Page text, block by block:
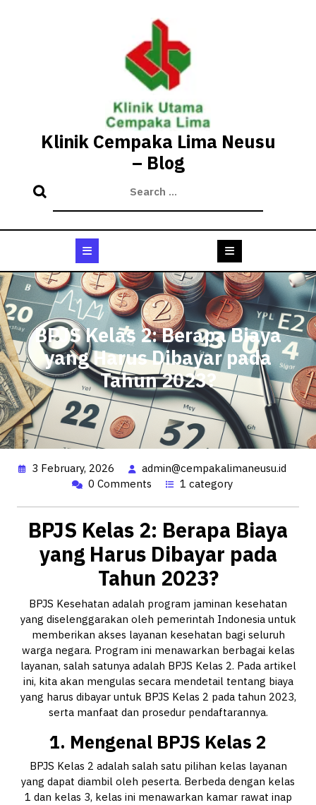
Klinik Cempaka Lima Neusu
– Blog
Button
BPJS Kelas 2: Berapa Biaya
yang Harus Dibayar pada
Tahun 2023?
3 February, 2026
admin@cempakalimaneusu.id
0 Comments
1 category
BPJS Kelas 2: Berapa Biaya
yang Harus Dibayar pada
Tahun 2023?
BPJS Kesehatan adalah program jaminan kesehatan
yang diselenggarakan oleh pemerintah Indonesia untuk
memberikan akses layanan kesehatan bagi seluruh
warga negara. Program ini menawarkan berbagai kelas
layanan, salah satunya adalah BPJS Kelas 2. Pada artikel
ini, kita akan mengulas secara mendetail tentang biaya
yang harus dibayar untuk BPJS Kelas 2 pada tahun 2023,
serta manfaat dan prosedur pendaftarannya.
1. Mengenal BPJS Kelas 2
BPJS Kelas 2 adalah salah satu pilihan kelas layanan
yang dapat diambil oleh peserta. Berbeda dengan kelas
1 dan kelas 3, kelas ini menawarkan kamar rawat inap